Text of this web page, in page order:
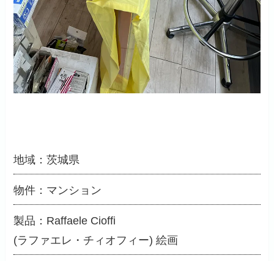
地域：茨城県
物件：マンション
製品：Raffaele Cioffi
(ラファエレ・チィオフィー) 絵画